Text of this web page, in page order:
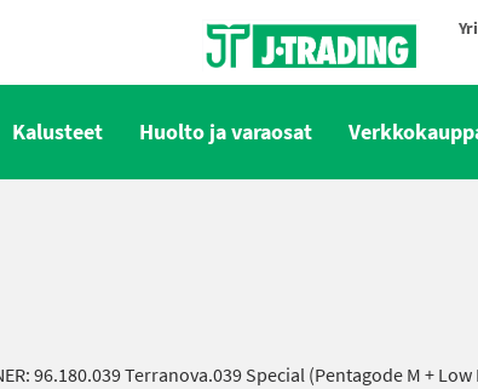
Kalusteet Huolto ja varaosat
96.180.039 Terranova.039 Special (Pentagode M +